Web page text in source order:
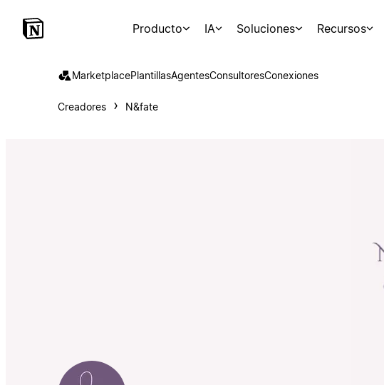
Producto IA Soluciones Recursos
MarketplacePlantillasAgentesConsultoresConexiones
Creadores N&fate